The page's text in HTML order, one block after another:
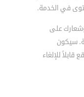
في الخدمة.
على
سيكون
للإلغاء